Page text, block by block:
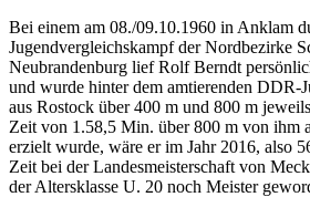
Bei einem am 08./09.10.1960 in Anklam
Jugendvergleichskampf der Nordbezirke
Neubrandenburg lief Rolf Berndt
und wurde hinter dem amtierenden DDR-
aus Rostock über 400 m und 800 m
Zeit von 1.58,5 Min. über 800 m von ihm
erzielt wurde, wäre er im Jahr 2016, also
Zeit bei der Landesmeisterschaft von
der Altersklasse U. 20 noch Meister